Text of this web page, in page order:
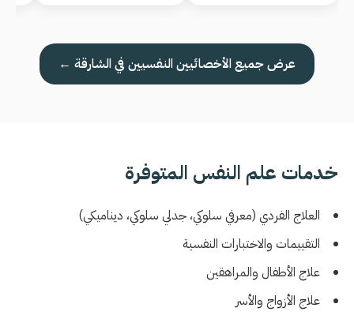
عرض جميع الأخصائيين النفسيين في الشارقة ←
خدمات علم النفس المتوفرة
العلاج الفردي (معرفي سلوكي، جدلي سلوكي، ديناميكي)
التقييمات والاختبارات النفسية
علاج الأطفال والمراهقين
علاج الأزواج والأسر